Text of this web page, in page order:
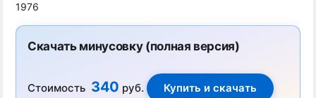
1976
Скачать минусовку (полная версия)
Стоимость 340 руб.